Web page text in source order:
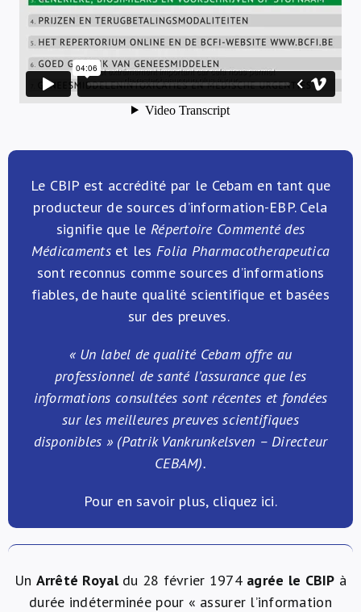
Le CBIP est accrédité par le Cebam en tant que
producteur de sources d’information-EBP. Cela
signifie que leRépertoire Commenté des
Médicamentset lesFolia Pharmacotherapeutica
sont reconnus comme sources d’informations
fiables, de haute qualité scientifique et basées
sur des preuves.
« Un label de qualité Cebam offre au
professionnel de santé l’assurance que les
informations consultées sont récentes et fondées
sur les meilleures preuves scientifiques
disponibles » (Patrik Vankrunkelsven – Directeur
CEBAM).
Pour en savoir plus, cliquez ici.
Un Arrêté Royaldu 28 février 1974 agrée le CBIP à
durée indéterminée pour « assurer l’information